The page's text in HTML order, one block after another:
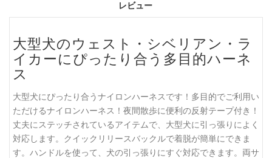
レビュー
大型犬のウェスト・シベリアン・ラ
イカーにぴったり合う多目的ハーネ
ス
大型犬にぴったり合うナイロンハーネスです！多目的でご利用い
ただけるナイロンハーネス！夜間散歩に便利の反射テープ付き！
丈夫にステッチされているアイテムで、大型犬に引っ張りによく
対応します。クイックリリースバックルで着脱が簡単にできま
す。ハンドルを使って、犬の引っ張りにすぐ対応できます。両サ